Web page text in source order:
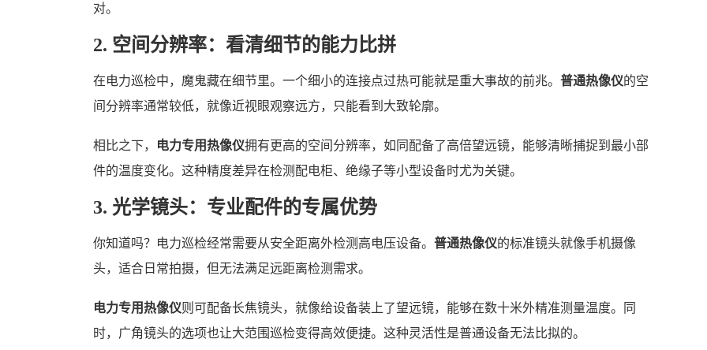
对。
2. 空间分辨率：看清细节的能力比拼
在电力巡检中，魔鬼藏在细节里。一个细小的连接点过热可能就是重大事故的前兆。 普通热像仪的空
间分辨率通常较低，就像近视眼观察远方，只能看到大致轮廓。
相比之下， 电力专用热像仪拥有更高的空间分辨率，如同配备了高倍望远镜，能够清晰捕捉到最小部
件的温度变化。这种精度差异在检测配电柜、绝缘子等小型设备时尤为关键。
3. 光学镜头：专业配件的专属优势
你知道吗？电力巡检经常需要从安全距离外检测高电压设备。 普通热像仪的标准镜头就像手机摄像
头，适合日常拍摄，但无法满足远距离检测需求。
电力专用热像仪则可配备长焦镜头，就像给设备装上了望远镜，能够在数十米外精准测量温度。同
时，广角镜头的选项也让大范围巡检变得高效便捷。这种灵活性是普通设备无法比拟的。